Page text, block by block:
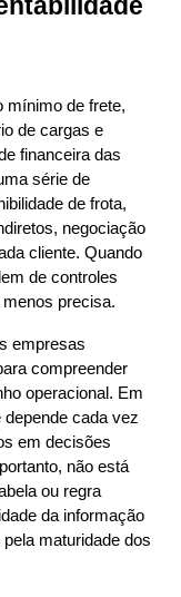
mínimo de frete,
de cargas e
financeira das
série de
de frota,
negociação
cliente. Quando
de controles
precisa.
empresas
compreender
operacional. Em
cada vez
em decisões
não está
ou regra
da informação
maturidade dos